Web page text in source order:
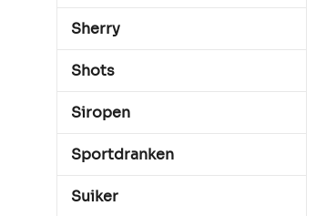
Sherry
Shots
Siropen
Sportdranken
Suiker